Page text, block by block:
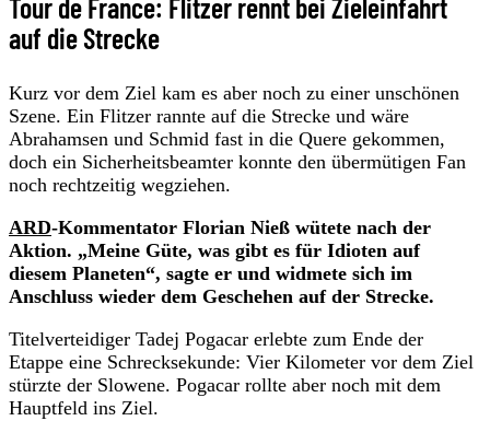
auf die Strecke
Kurz vor dem Ziel kam es aber noch zu einer unschönen
Szene. Ein Flitzer rannte auf die Strecke und wäre
Abrahamsen und Schmid fast in die Quere gekommen,
doch ein Sicherheitsbeamter konnte den übermütigen Fan
noch rechtzeitig wegziehen.
ARD-Kommentator Florian Nieß wütete nach der
Aktion. „Meine Güte, was gibt es für Idioten auf
diesem Planeten“, sagte er und widmete sich im
Anschluss wieder dem Geschehen auf der Strecke.
Titelverteidiger Tadej Pogacar erlebte zum Ende der
Etappe eine Schrecksekunde: Vier Kilometer vor dem Ziel
stürzte der Slowene. Pogacar rollte aber noch mit dem
Hauptfeld ins Ziel.